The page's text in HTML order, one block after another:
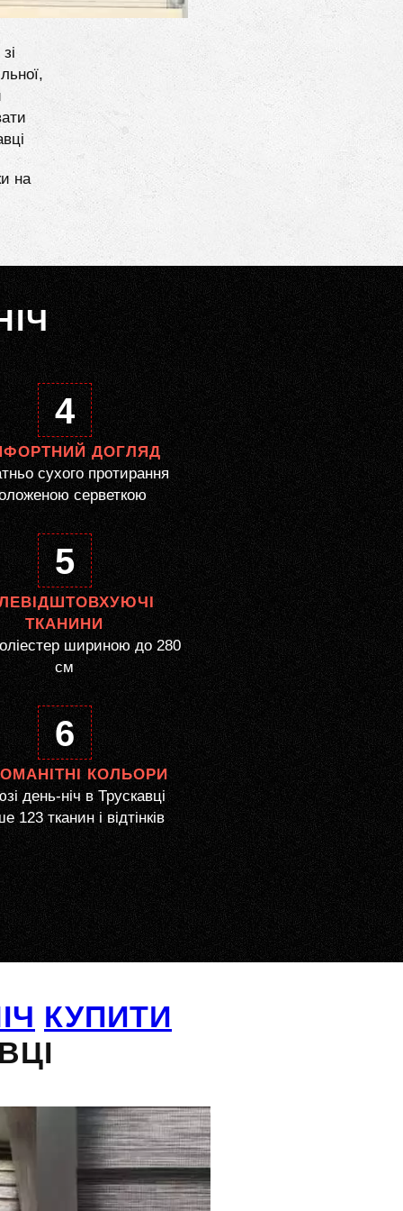
на
4
ДОГЛЯД
сухого протирання
серветкою
5
ТКАНИНИ
шириною до 280
см
6
КОЛЬОРИ
день-ніч в Трускавці
123 тканин і відтінків
КУПИТИ